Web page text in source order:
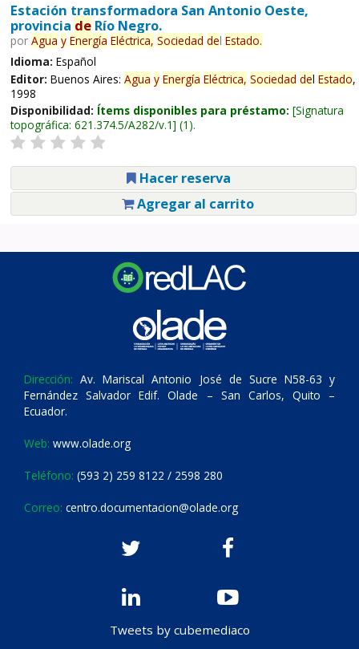
Estación transformadora San Antonio Oeste,
provincia deRío Negro.
por Agua y Energía Eléctrica, Sociedad del Estado.
Idioma: Español
Editor: Buenos Aires: Agua y Energía Eléctrica, Sociedad del Estado,
1998
Disponibilidad: Ítems disponibles para préstamo: Signatura
topográfica: 621.374.5/A282/v.1 (1).
Hacer reserva
Agregar al carrito
Dirección: Av. Mariscal Antonio José de Sucre N58-63 y
Fernández Salvador Edif. Olade – San Carlos, Quito –
Ecuador.
Web: www.olade.org
Teléfono: (593 2) 259 8122 / 2598 280
Correo: centro.documentacion@olade.org
Tweets by cubemediaco